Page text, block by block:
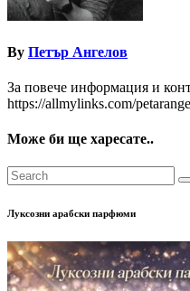
By Петър Ангелов
За повече информация и
https://allmylinks.com/
Може би ще харесате..
Луксозни арабски парфюми